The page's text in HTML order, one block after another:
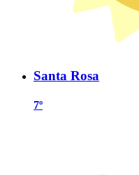
Santa Rosa
7º